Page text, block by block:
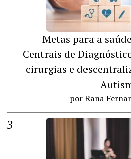
Metas para a
Centrais de
cirurgias e
por Rana